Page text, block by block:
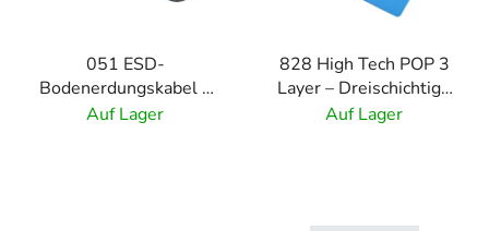
051 ESD-
Bodenerdungskabel –
Erdungskabel für
Auf Lager
828 High Tech POP 3
Layer – Dreischichtige
statisch ableitende
Auf Lager